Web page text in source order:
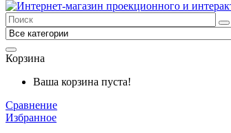
Корзина
Ваша корзина пуста!
Сравнение
Избранное